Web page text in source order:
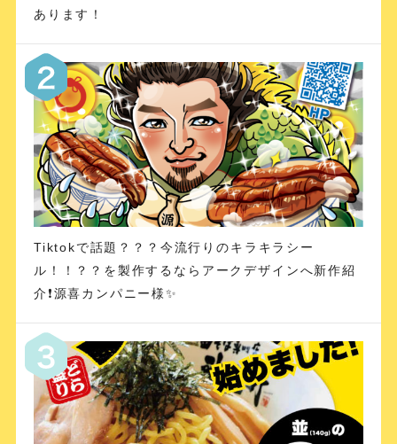
あります！
Tiktokで話題？？？今流行りのキラキラシー
ル！！？？を製作するならアークデザインへ新作紹
介❗️源喜カンパニー様✨